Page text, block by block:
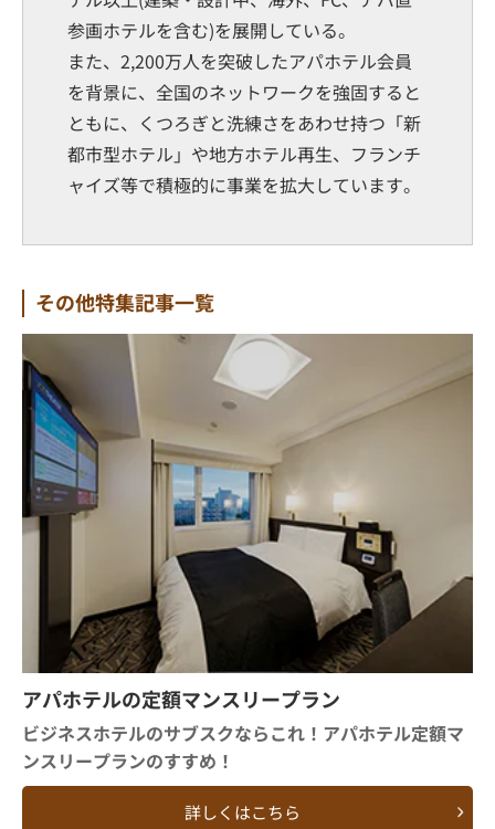
参画ホテルを含む)を展開している。
また、2,200万人を突破したアパホテル会員
を背景に、全国のネットワークを強固すると
ともに、くつろぎと洗練さをあわせ持つ「新
都市型ホテル」や地方ホテル再生、フランチ
ャイズ等で積極的に事業を拡大しています。
その他特集記事一覧
アパホテルの定額マンスリープラン
ビジネスホテルのサブスクならこれ！アパホテル定額マ
ンスリープランのすすめ！
詳しくはこちら